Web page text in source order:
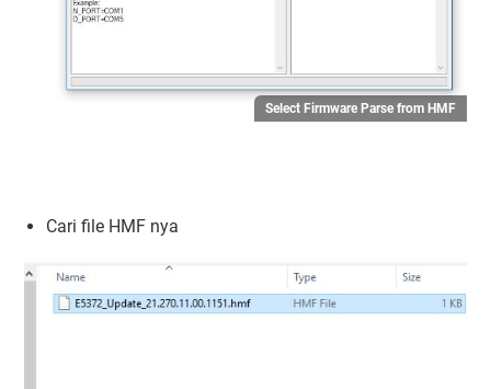
Select Firmware Parse from HMF
Cari file HMF nya